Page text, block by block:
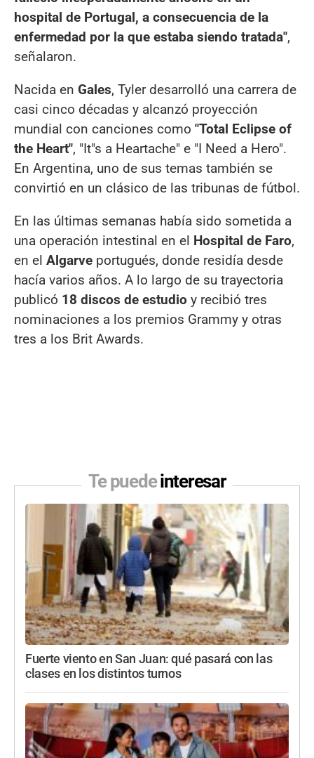
hospital de Portugal, a consecuencia de la
enfermedad por la que estaba siendo tratada",
señalaron.
Nacida en Gales, Tyler desarrolló una carrera de
casi cinco décadas y alcanzó proyección
mundial con canciones como "Total Eclipse of
the Heart", "It"s a Heartache" e "I Need a Hero".
En Argentina, uno de sus temas también se
convirtió en un clásico de las tribunas de fútbol.
En las últimas semanas había sido sometida a
una operación intestinal en el Hospital de Faro,
en el Algarve portugués, donde residía desde
hacía varios años. A lo largo de su trayectoria
publicó 18 discos de estudio y recibió tres
nominaciones a los premios Grammy y otras
tres a los Brit Awards.
Te puedeinteresar
Fuerte viento en San Juan: qué pasará con las
clases en los distintos turnos